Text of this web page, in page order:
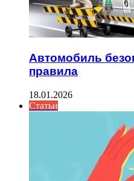
Автомобиль
правила
18.01.2026
Статьи